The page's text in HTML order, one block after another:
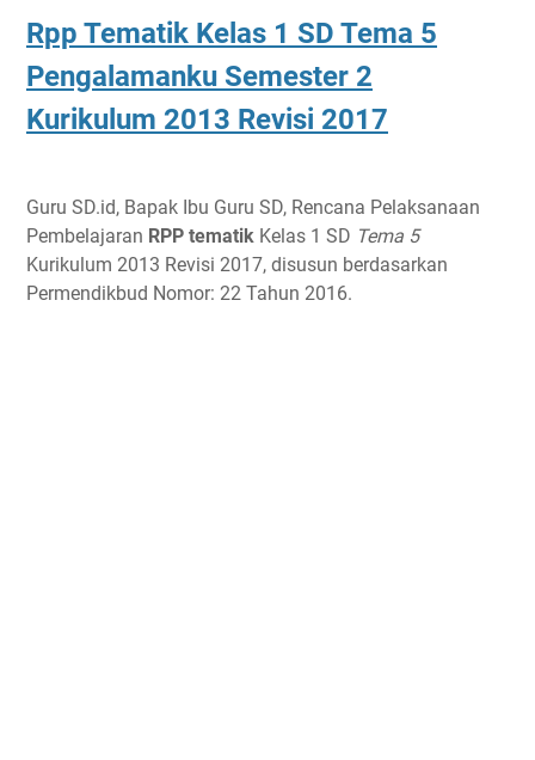
Rpp Tematik Kelas 1 SD Tema 5
Pengalamanku Semester 2
Kurikulum 2013 Revisi 2017
Guru SD.id, Bapak Ibu Guru SD, Rencana Pelaksanaan
Pembelajaran RPP tematik Kelas 1 SD Tema 5
Kurikulum 2013 Revisi 2017, disusun berdasarkan
Permendikbud Nomor: 22 Tahun 2016.